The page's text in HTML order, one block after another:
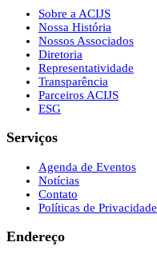
Sobre a ACIJS
Nossa História
Nossos Associados
Diretoria
Representatividade
Transparência
Parceiros ACIJS
ESG
Serviços
Agenda de Eventos
Notícias
Contato
Políticas de Privacidade
Endereço